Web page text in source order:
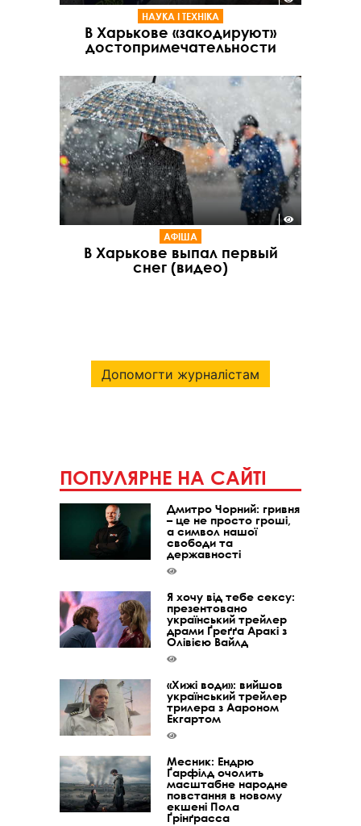
НАУКА І ТЕХНІКА
В Харькове «закодируют»
достопримечательности
АФІША
В Харькове выпал первый
снег (видео)
Допомогти журналістам
ПОПУЛЯРНЕ НА САЙТІ
Дмитро Чорний: гривня
– це не просто гроші,
а символ нашої
свободи та
державності
Я хочу від тебе сексу:
презентовано
український трейлер
драми Ґреґґа Аракі з
Олівією Вайлд
«Хижі води»: вийшов
український трейлер
трилера з Аароном
Екгартом
Месник: Ендрю
Ґарфілд очолить
масштабне народне
повстання в новому
екшені Пола
Ґрінґрасса